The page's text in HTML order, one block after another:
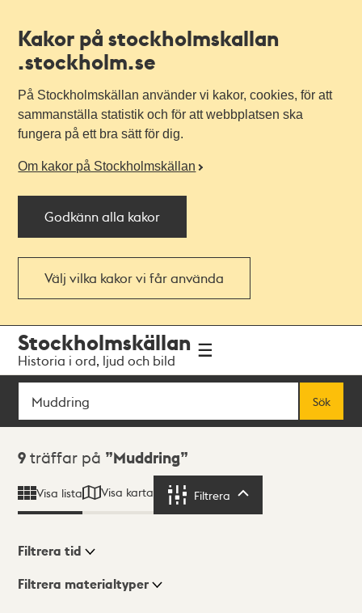
Kakor på stockholmskallan
.stockholm.se
På Stockholmskällan använder vi kakor, cookies, för att
sammanställa statistik och för att webbplatsen ska
fungera på ett bra sätt för dig.
Om kakor på Stockholmskällan
Godkänn alla kakor
Välj vilka kakor vi får använda
navigationen
huvudinnehållet
Stockholmskällan
Historia i ord, ljud och bild
Sök
Sök
Sökresultat
9 träffar på Muddring
Visa lista Visa karta Filtrera
Visningsläge
Filtrera tid
Filtrera materialtyper